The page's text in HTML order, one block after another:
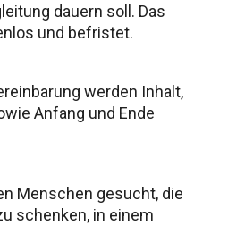
dauern soll. Das
und befristet.
werden Inhalt,
Anfang und Ende
Menschen gesucht, die
schenken, in einem